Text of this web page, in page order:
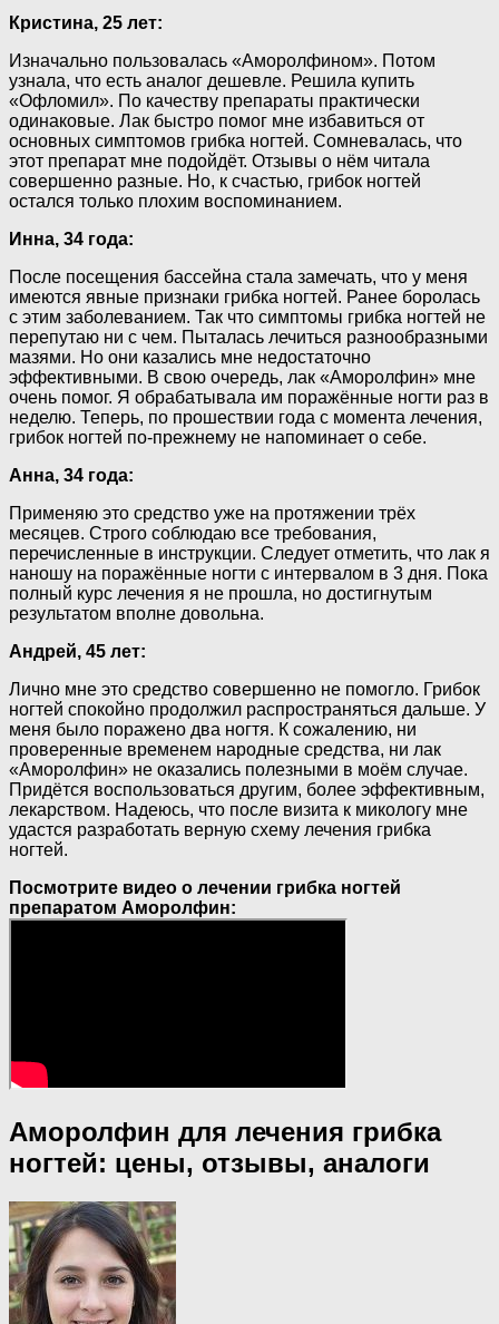
Кристина, 25 лет:
Изначально пользовалась «Аморолфином». Потом
узнала, что есть аналог дешевле. Решила купить
«Офломил». По качеству препараты практически
одинаковые. Лак быстро помог мне избавиться от
основных симптомов грибка ногтей. Сомневалась, что
этот препарат мне подойдёт. Отзывы о нём читала
совершенно разные. Но, к счастью, грибок ногтей
остался только плохим воспоминанием.
Инна, 34 года:
После посещения бассейна стала замечать, что у меня
имеются явные признаки грибка ногтей. Ранее боролась
с этим заболеванием. Так что симптомы грибка ногтей не
перепутаю ни с чем. Пыталась лечиться разнообразными
мазями. Но они казались мне недостаточно
эффективными. В свою очередь, лак «Аморолфин» мне
очень помог. Я обрабатывала им поражённые ногти раз в
неделю. Теперь, по прошествии года с момента лечения,
грибок ногтей по-прежнему не напоминает о себе.
Анна, 34 года:
Применяю это средство уже на протяжении трёх
месяцев. Строго соблюдаю все требования,
перечисленные в инструкции. Следует отметить, что лак я
наношу на поражённые ногти с интервалом в 3 дня. Пока
полный курс лечения я не прошла, но достигнутым
результатом вполне довольна.
Андрей, 45 лет:
Лично мне это средство совершенно не помогло. Грибок
ногтей спокойно продолжил распространяться дальше. У
меня было поражено два ногтя. К сожалению, ни
проверенные временем народные средства, ни лак
«Аморолфин» не оказались полезными в моём случае.
Придётся воспользоваться другим, более эффективным,
лекарством. Надеюсь, что после визита к микологу мне
удастся разработать верную схему лечения грибка
ногтей.
Посмотрите видео о лечении грибка ногтей
препаратом Аморолфин:
Аморолфин для лечения грибка
ногтей: цены, отзывы, аналоги